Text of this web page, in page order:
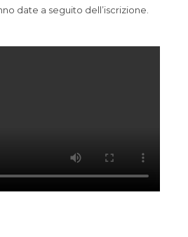
date a seguito dell’iscrizione.